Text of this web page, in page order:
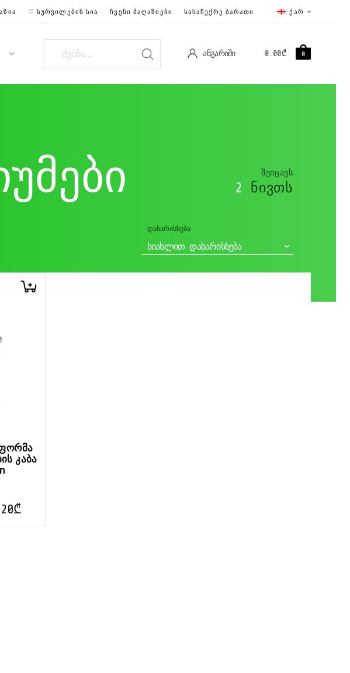
ᲥᲐᲠ
♡ ᲡᲣᲠᲕᲘᲚᲔᲑᲘᲡ ᲡᲘᲐ ᲩᲕᲔᲜᲘ ᲛᲐᲦᲐᲖᲘᲔᲑᲘ ᲡᲐᲡᲐᲩᲣᲥᲠᲔ ᲑᲐᲠᲐᲗᲘ
ᲐᲜᲒᲐᲠᲘᲨᲘ 0.00₾ 0
ᲨᲔᲘᲪᲐᲕᲡ
2 ᲜᲘᲕᲗᲡ
ᲓᲐᲮᲐᲠᲘᲡᲮᲔᲑᲐ
ᲡᲘᲐᲮᲚᲘᲗ ᲓᲐᲮᲐᲠᲘᲡᲮᲔᲑᲐ
კაბა
₾